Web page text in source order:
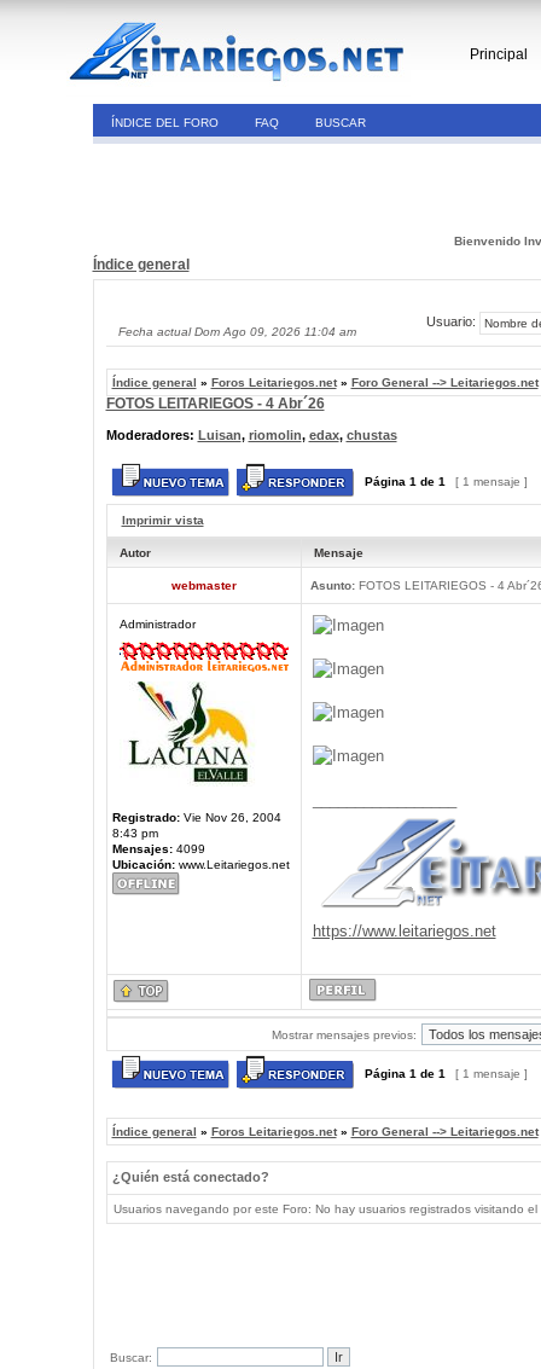
Principal
ÍNDICE DEL FORO FAQ BUSCAR
Bienvenido
Índice general
Fecha actual Dom Ago 09, 2026 11:04 am
Usuario:
Índice general » Foros Leitariegos.net» Foro General --> Leitariegos.net
FOTOS LEITARIEGOS - 4 Abr´26
Moderadores: Luisan, riomolin, edax, chustas
Página 1 de 1 [ 1 mensaje ]
Imprimir vista
Autor Mensaje
webmaster Asunto:FOTOS LEITARIEGOS - 4
Administrador
Registrado:Vie Nov 26, 2004
8:43 pm
Mensajes:4099
Ubicación:www.Leitariegos.net
https://www.leitariegos.net
Mostrar mensajes previos:
Página 1 de 1 [ 1 mensaje ]
Índice general » Foros Leitariegos.net» Foro General --> Leitariegos.net
¿Quién está conectado?
Usuarios navegando por este Foro: No hay usuarios registrados visitando
Buscar: